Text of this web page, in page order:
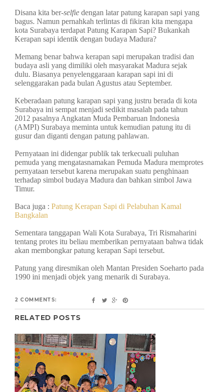
Disana kita ber-selfie dengan latar patung karapan sapi yang
bagus. Namun pernahkah terlintas di fikiran kita mengapa
kota Surabaya terdapat Patung Karapan Sapi? Bukankah
Kerapan sapi identik dengan budaya Madura?
Memang benar bahwa kerapan sapi merupakan tradisi dan
budaya asli yang dimiliki oleh masyarakat Madura sejak
dulu. Biasanya penyelenggaraan karapan sapi ini di
selenggarakan pada bulan Agustus atau September.
Keberadaan patung karapan sapi yang justru berada di kota
Surabaya ini sempat menjadi sedikit masalah pada tahun
2012 pasalnya Angkatan Muda Pembaruan Indonesia
(AMPI) Surabaya meminta untuk kemudian patung itu di
gusur dan diganti dengan patung pahlawan.
Pernyataan ini didengar publik tak terkecuali puluhan
pemuda yang mengatasnamakan Pemuda Madura memprotes
pernyataan tersebut karena merupakan suatu penghinaan
terhadap simbol budaya Madura dan bahkan simbol Jawa
Timur.
Baca juga : Patung Kerapan Sapi di Pelabuhan Kamal
Bangkalan
Sementara tanggapan Wali Kota Surabaya, Tri Rismaharini
tentang protes itu beliau memberikan pernyataan bahwa tidak
akan membongkar patung kerapan Sapi tersebut.
Patung yang diresmikan oleh Mantan Presiden Soeharto pada
1990 ini menjadi objek yang menarik di Surabaya.
2 COMMENTS:
RELATED POSTS